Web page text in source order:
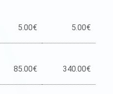
5.00€ 5.00€
85.00€ 340.00€